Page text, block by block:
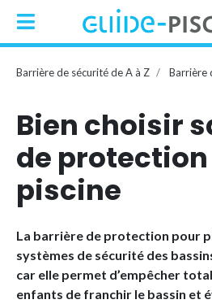
Barrière de sécurité de A à Z Barrière
Bien choisir
de
piscine
La barrière de protection pour
systèmes de sécurité des
car elle permet d’empêcher
enfants de franchir le bassin et